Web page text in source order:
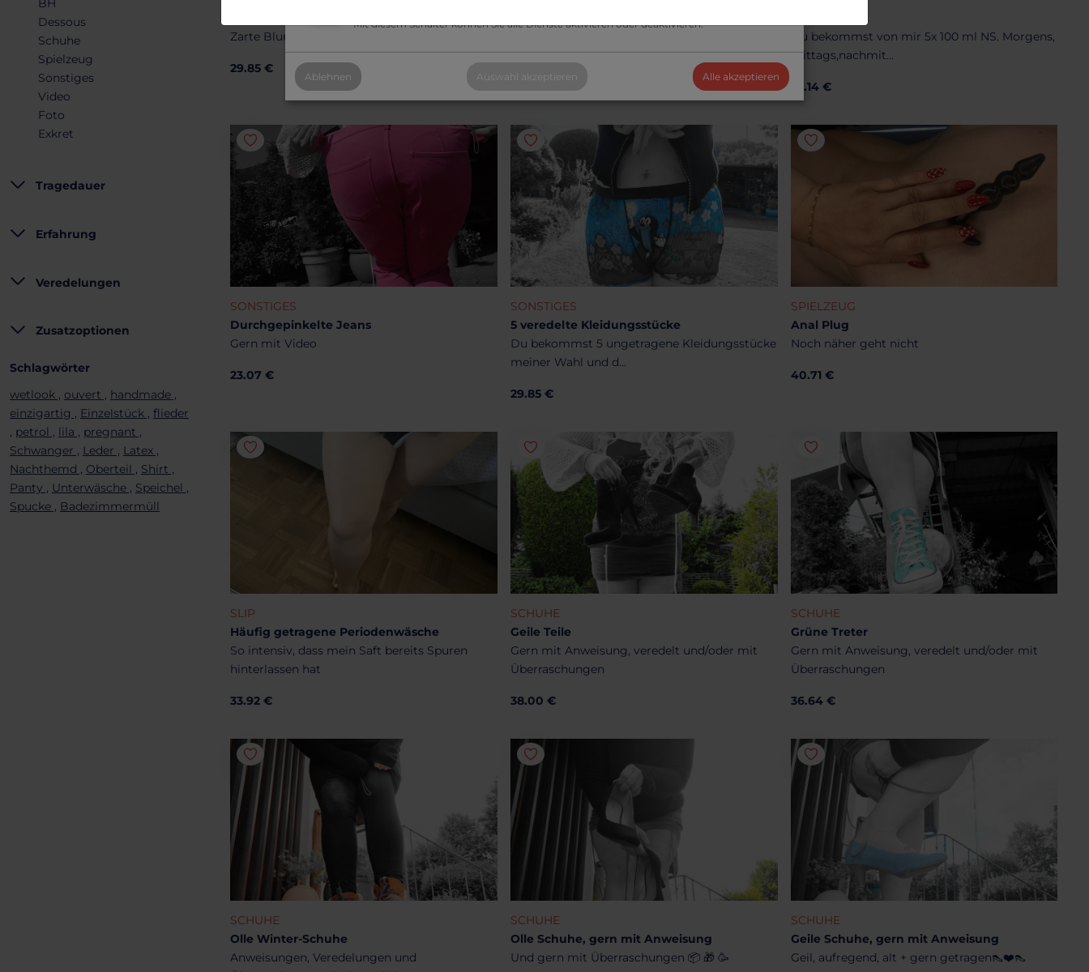
Dessous
Schuhe
Spielzeug
Sonstiges
Video
Foto
Exkret
Tragedauer
Erfahrung
Veredelungen
Zusatzoptionen
Schlagwörter
wetlook , ouvert , handmade ,
einzigartig , Einzelstück , flieder
, petrol , lila , pregnant ,
Schwanger , Leder , Latex ,
Nachthemd , Oberteil , Shirt ,
Panty , Unterwäsche , Speichel ,
Spucke , Badezimmermüll
Zarte Blume für echte Genießer
29.85 €
Du bekommst von mir 5x 100 ml NS. Morgens,
mittags,nachmit...
27.14 €
SONSTIGES
Durchgepinkelte Jeans
Gern mit Video
23.07 €
SONSTIGES
5 veredelte Kleidungsstücke
Du bekommst 5 ungetragene Kleidungsstücke
meiner Wahl und d...
29.85 €
SPIELZEUG
Anal Plug
Noch näher geht nicht
40.71 €
SLIP
Häufig getragene Periodenwäsche
So intensiv, dass mein Saft bereits Spuren
hinterlassen hat
33.92 €
SCHUHE
Geile Teile
Gern mit Anweisung, veredelt und/oder mit
Überraschungen
38.00 €
SCHUHE
Grüne Treter
Gern mit Anweisung, veredelt und/oder mit
Überraschungen
36.64 €
SCHUHE
Olle Winter-Schuhe
Anweisungen, Veredelungen und
SCHUHE
Olle Schuhe, gern mit Anweisung
Und gern mit Überraschungen 📦 🎁 🥳
SCHUHE
Geile Schuhe, gern mit Anweisung
Geil, aufregend, alt + gern getragen👠❤️👠
Mit diesem Schalter können Sie alle Dienste aktivieren oder deaktivieren.
Ablehnen Auswahl akzeptieren Alle akzeptieren